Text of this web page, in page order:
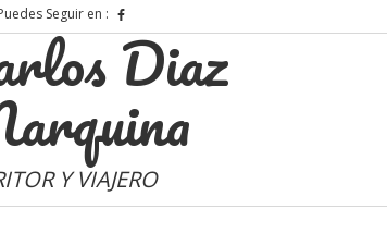
Seguir en :
Diaz
Y VIAJERO